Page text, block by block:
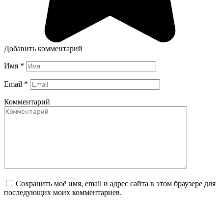
Добавить комментарий
Имя *
Email *
Комментарий
Сохранить моё имя, email и адрес сайта в этом браузере для
последующих моих комментариев.